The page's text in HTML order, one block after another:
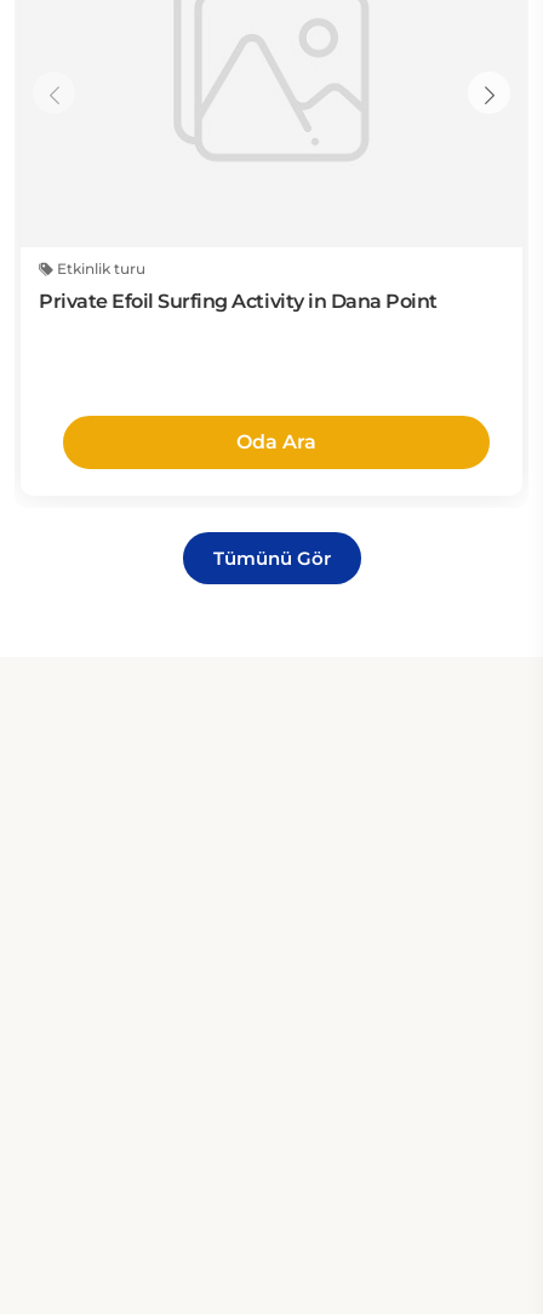
Etkinlik turu
Private Efoil Surfing Activity in Dana Point
Oda Ara
Tümünü Gör